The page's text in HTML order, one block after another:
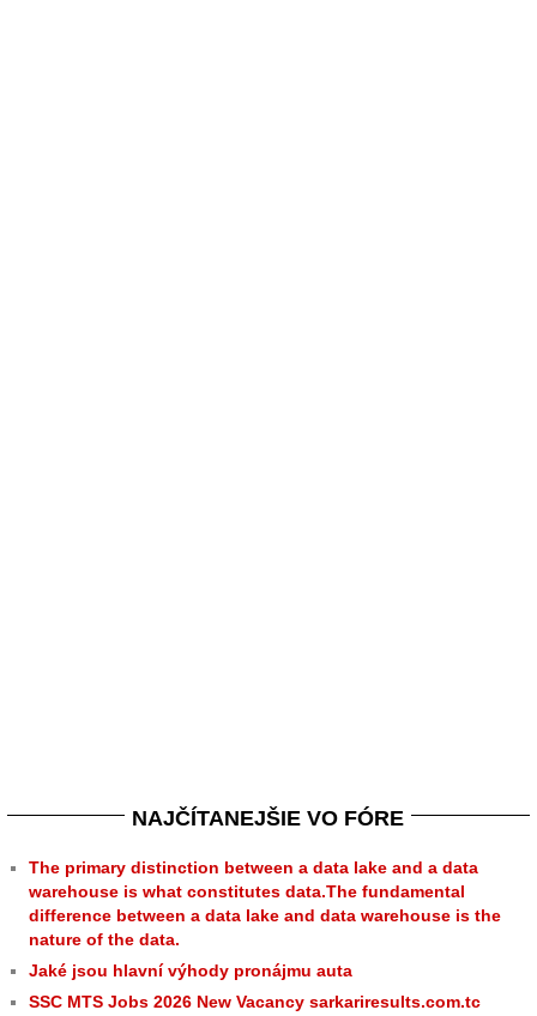
NAJČÍTANEJŠIE VO FÓRE
The primary distinction between a data lake and a data
warehouse is what constitutes data.The fundamental
difference between a data lake and data warehouse is the
nature of the data.
Jaké jsou hlavní výhody pronájmu auta
SSC MTS Jobs 2026 New Vacancy sarkariresults.com.tc